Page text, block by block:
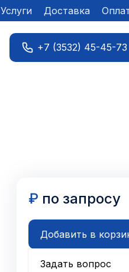
Услуги Доставка
+7 (3532) 45-45-73
₽ по запросу
Добавить в
Задать вопрос